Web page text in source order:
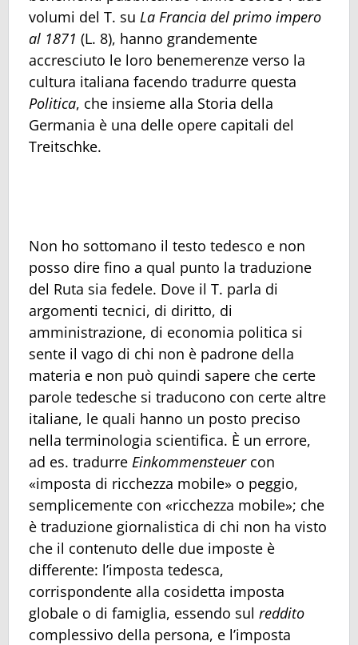
volumi del T. su La Francia del primo impero
al 1871 (L. 8), hanno grandemente
accresciuto le loro benemerenze verso la
cultura italiana facendo tradurre questa
Politica, che insieme alla Storia della
Germania è una delle opere capitali del
Treitschke.
Non ho sottomano il testo tedesco e non
posso dire fino a qual punto la traduzione
del Ruta sia fedele. Dove il T. parla di
argomenti tecnici, di diritto, di
amministrazione, di economia politica si
sente il vago di chi non è padrone della
materia e non può quindi sapere che certe
parole tedesche si traducono con certe altre
italiane, le quali hanno un posto preciso
nella terminologia scientifica. È un errore,
ad es. tradurre Einkommensteuer con
«imposta di ricchezza mobile» o peggio,
semplicemente con «ricchezza mobile»; che
è traduzione giornalistica di chi non ha visto
che il contenuto delle due imposte è
differente: l’imposta tedesca,
corrispondente alla cosidetta imposta
globale o di famiglia, essendo sul reddito
complessivo della persona, e l’imposta